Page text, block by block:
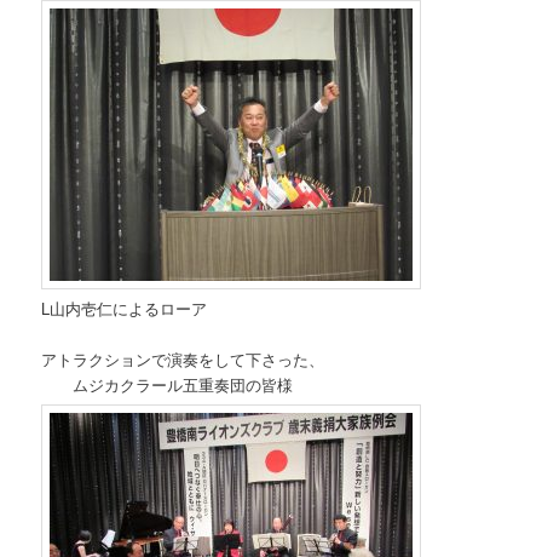
L山内壱仁によるローア
アトラクションで演奏をして下さった、
ムジカクラール五重奏団の皆様